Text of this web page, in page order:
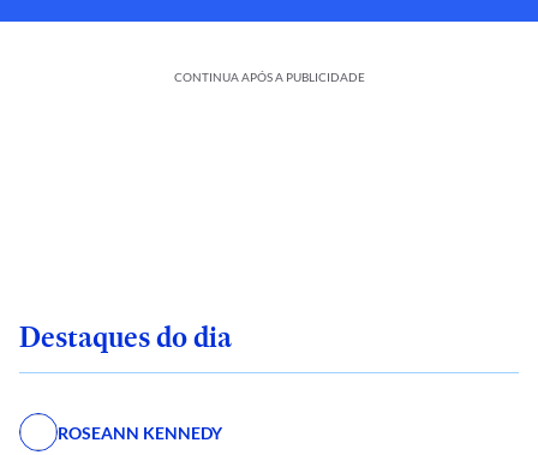
CONTINUA APÓS A PUBLICIDADE
Destaques do dia
ROSEANN KENNEDY